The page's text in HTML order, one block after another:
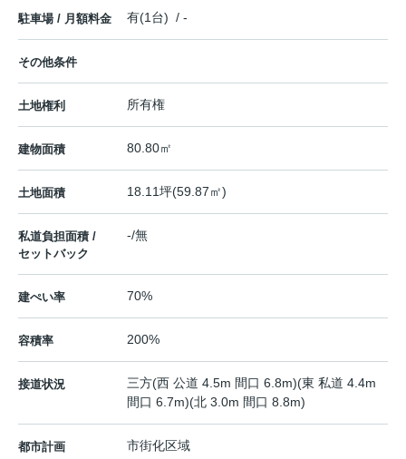
駐車場 / 月額料金 有(1台) / -
その他条件
土地権利 所有権
建物面積 80.80㎡
土地面積 18.11坪(59.87㎡)
私道負担面積 /
セットバック
-/無
建ぺい率 70%
容積率 200%
接道状況
三方(西 公道 4.5m 間口 6.8m)(東 私道 4.4m
間口 6.7m)(北 3.0m 間口 8.8m)
都市計画 市街化区域